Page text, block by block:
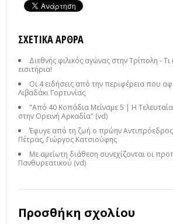
ΣΧΕΤΙΚΆ ΆΡΘΡΑ
Διεθνής φιλικός αγώνας στην Τρίπολη - Τι
εισιτήρια!
Οι 4 ειδήσεις από την περιφέρεια που
Λιβαδάκι Γορτυνίας
"Από 40 Κοπάδια Μείναμε 5 | Η
στην Ορεινή Αρκαδία" (vd)
Έφυγε από τη ζωή ο πρώην
Πέτρας, Γιώργος Κατσιούφης
Με αμείωτη διάθεση συνεχίζονται οι
Πανθυρεατικού (vd)
Προσθήκη σχολίου